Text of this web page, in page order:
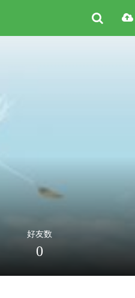
好友数
0